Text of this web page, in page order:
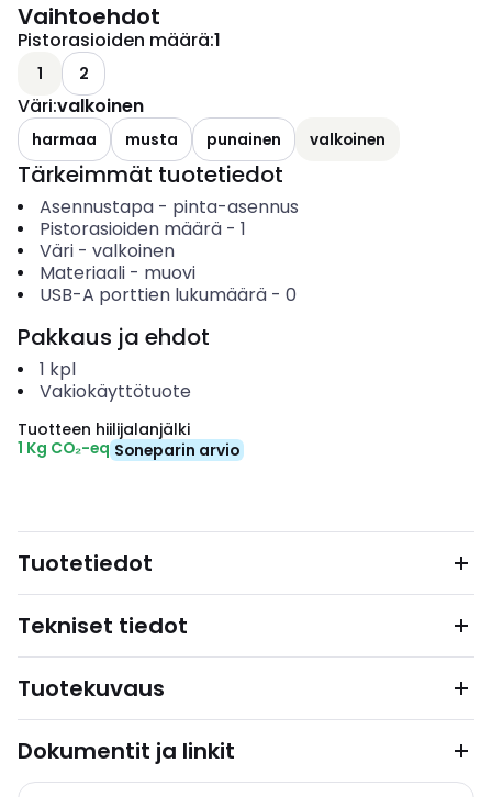
Vaihtoehdot
Pistorasioiden määrä:1
1 2
Väri:valkoinen
harmaa musta punainen valkoinen
Tärkeimmät tuotetiedot
Asennustapa- pinta-asennus
Pistorasioiden määrä- 1
Väri- valkoinen
Materiaali- muovi
USB-A porttien lukumäärä- 0
Pakkaus ja ehdot
1 kpl
Vakiokäyttötuote
Tuotteen hiilijalanjälki
1 Kg CO₂-eq Soneparin arvio
Tuotetiedot
Tekniset tiedot
Tuotekuvaus
Dokumentit ja linkit